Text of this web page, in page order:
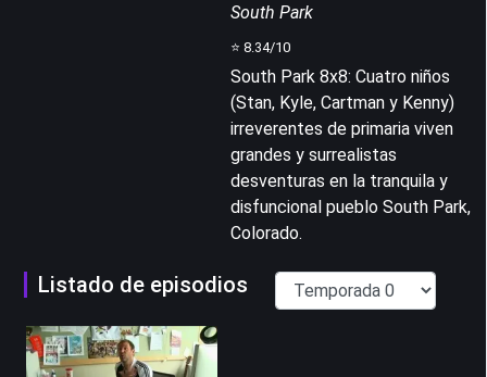
South Park
⭐ 8.34/10
South Park 8x8: Cuatro niños
(Stan, Kyle, Cartman y Kenny)
irreverentes de primaria viven
grandes y surrealistas
desventuras en la tranquila y
disfuncional pueblo South Park,
Colorado.
Listado de episodios